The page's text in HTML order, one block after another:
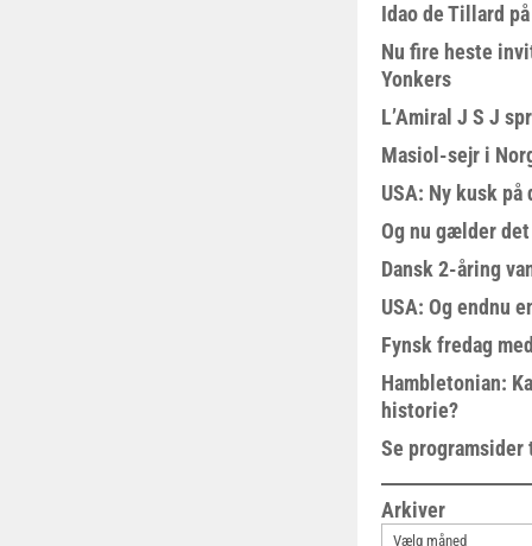
Idao de Tillard
Nu fire heste
Yonkers
L’Amiral J S J
Masiol-sejr i
USA: Ny kusk på
Og nu gælder
Dansk 2-åring
USA: Og endnu
Fynsk fredag
Hambletonian:
historie?
Se
Arkiver